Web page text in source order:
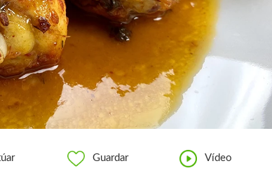
Guardar Vídeo